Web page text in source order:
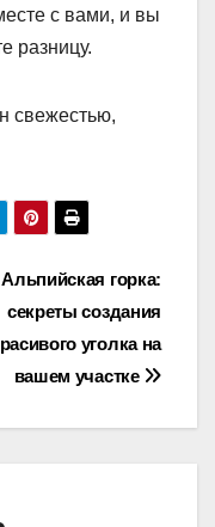
с вами, и вы
разницу.
свежестью,
Альпийская горка:
секреты создания
уголка на
вашем участке